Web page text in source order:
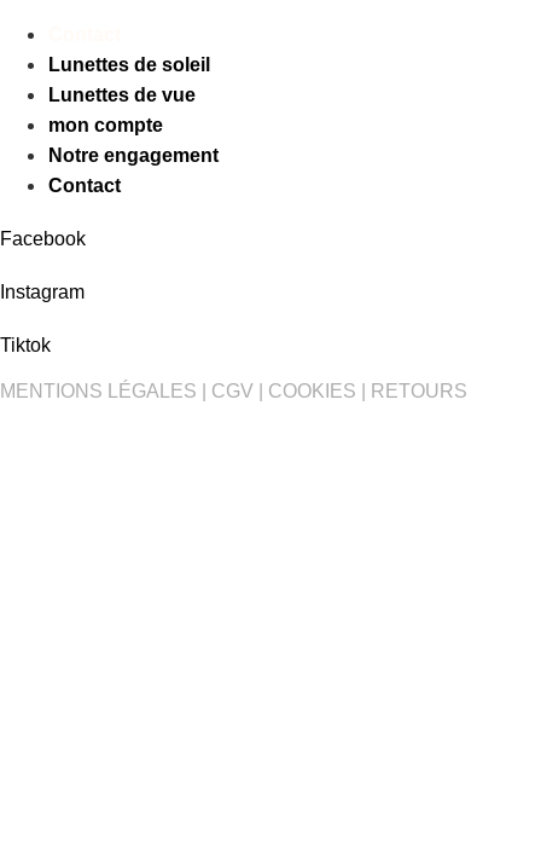
Lunettes de soleil
Lunettes de vue
mon compte
Notre engagement
Contact
Facebook
Instagram
Tiktok
MENTIONS LÉGALES CGV COOKIES RETOURS